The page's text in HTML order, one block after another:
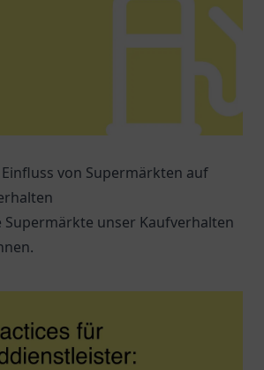
von Supermärkten auf
Supermärkte unser Kaufverhalten